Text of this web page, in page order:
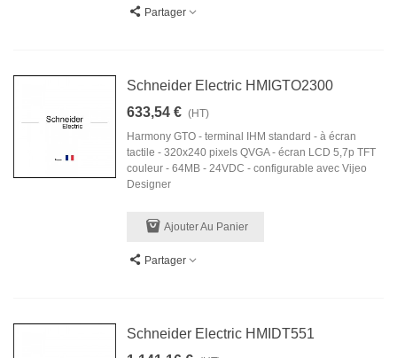
Partager
Schneider Electric HMIGTO2300
633,54 € (HT)
Harmony GTO - terminal IHM standard - à écran
tactile - 320x240 pixels QVGA - écran LCD 5,7p TFT
couleur - 64MB - 24VDC - configurable avec Vijeo
Designer
Ajouter Au Panier
Partager
Schneider Electric HMIDT551